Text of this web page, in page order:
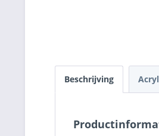
Beschrijving